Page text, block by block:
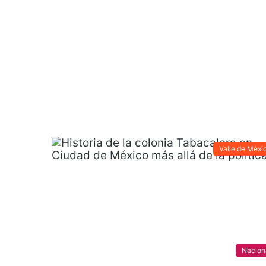
Valle de